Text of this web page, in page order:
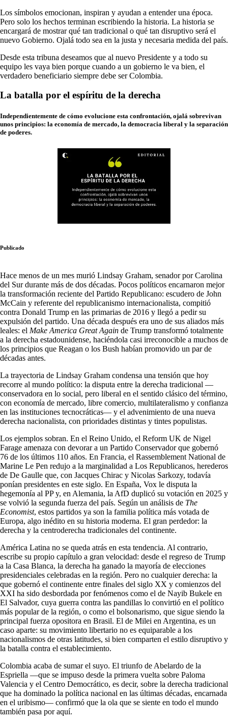
Los símbolos emocionan, inspiran y ayudan a entender una época.
Pero solo los hechos terminan escribiendo la historia. La historia se
encargará de mostrar qué tan tradicional o qué tan disruptivo será el
nuevo Gobierno. Ojalá todo sea en la justa y necesaria medida del país.
Desde esta tribuna deseamos que al nuevo Presidente y a todo su
equipo les vaya bien porque cuando a un gobierno le va bien, el
verdadero beneficiario siempre debe ser Colombia.
La batalla por el espíritu de la derecha
Independientemente de cómo evolucione esta confrontación, ojalá sobrevivan
unos principios: la economía de mercado, la democracia liberal y la separación
de poderes.
Publicado
Hace menos de un mes murió Lindsay Graham, senador por Carolina
del Sur durante más de dos décadas. Pocos políticos encarnaron mejor
la transformación reciente del Partido Republicano: escudero de John
McCain y referente del republicanismo internacionalista, compitió
contra Donald Trump en las primarias de 2016 y llegó a pedir su
expulsión del partido. Una década después era uno de sus aliados más
leales: el Make America Great Again de Trump transformó totalmente
a la derecha estadounidense, haciéndola casi irreconocible a muchos de
los principios que Reagan o los Bush habían promovido un par de
décadas antes.
La trayectoria de Lindsay Graham condensa una tensión que hoy
recorre al mundo político: la disputa entre la derecha tradicional —
conservadora en lo social, pero liberal en el sentido clásico del término,
con economía de mercado, libre comercio, multilateralismo y confianza
en las instituciones tecnocráticas— y el advenimiento de una nueva
derecha nacionalista, con prioridades distintas y tintes populistas.
Los ejemplos sobran. En el Reino Unido, el Reform UK de Nigel
Farage amenaza con devorar a un Partido Conservador que gobernó
76 de los últimos 110 años. En Francia, el Rassemblement National de
Marine Le Pen redujo a la marginalidad a Los Republicanos, herederos
de De Gaulle que, con Jacques Chirac y Nicolas Sarkozy, todavía
ponían presidentes en este siglo. En España, Vox le disputa la
hegemonía al PP y, en Alemania, la AfD duplicó su votación en 2025 y
se volvió la segunda fuerza del país. Según un análisis de The
Economist, estos partidos ya son la familia política más votada de
Europa, algo inédito en su historia moderna. El gran perdedor: la
derecha y la centroderecha tradicionales del continente.
América Latina no se queda atrás en esta tendencia. Al contrario,
escribe su propio capítulo a gran velocidad: desde el regreso de Trump
a la Casa Blanca, la derecha ha ganado la mayoría de elecciones
presidenciales celebradas en la región. Pero no cualquier derecha: la
que gobernó el continente entre finales del siglo XX y comienzos del
XXI ha sido desbordada por fenómenos como el de Nayib Bukele en
El Salvador, cuya guerra contra las pandillas lo convirtió en el político
más popular de la región, o como el bolsonarismo, que sigue siendo la
principal fuerza opositora en Brasil. El de Milei en Argentina, es un
caso aparte: su movimiento libertario no es equiparable a los
nacionalismos de otras latitudes, si bien comparten el estilo disruptivo y
la batalla contra el establecimiento.
Colombia acaba de sumar el suyo. El triunfo de Abelardo de la
Espriella —que se impuso desde la primera vuelta sobre Paloma
Valencia y el Centro Democrático, es decir, sobre la derecha tradicional
que ha dominado la política nacional en las últimas décadas, encarnada
en el uribismo— confirmó que la ola que se siente en todo el mundo
también pasa por aquí.